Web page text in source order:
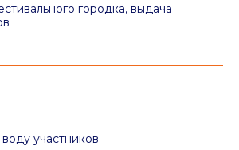
городка, выдача
участников